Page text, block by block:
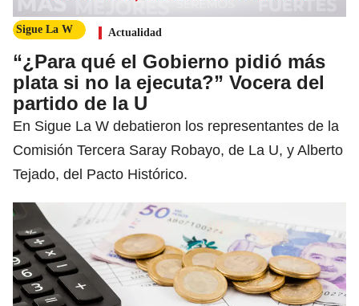
Sigue La W Actualidad
“¿Para qué el Gobierno pidió más
plata si no la ejecuta?” Vocera del
partido de la U
En Sigue La W debatieron los representantes de la
Comisión Tercera Saray Robayo, de La U, y Alberto
Tejado, del Pacto Histórico.